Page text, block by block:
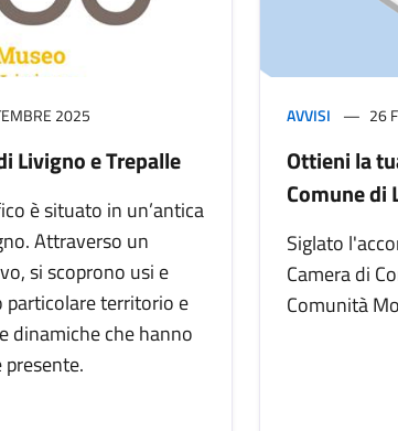
2025
Livigno e Trepalle
è situato in un’antica
Attraverso un
si scoprono usi e
particolare territorio e
dinamiche che hanno
AVVISI 26
Ottieni la
Comune di
Siglato
Camera di
Comunità